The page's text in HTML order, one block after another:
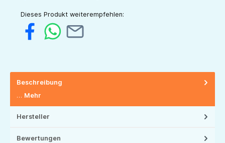
Dieses Produkt weiterempfehlen:
Beschreibung
… Mehr
Hersteller
Bewertungen